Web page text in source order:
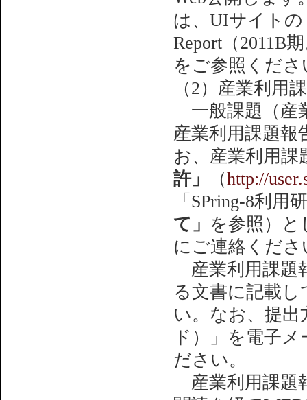
は、UIサイトの
Report（2011B
をご参照くださ
（2）産業利用
一般課題（産
産業利用課題
お、産業利用
許」
（http://
「SPring-8利用
て」 を参照）
にご連絡くださ
産業利用課題
る文書に記載
い。なお、提
ド）」を電子
ださい。
産業利用課題